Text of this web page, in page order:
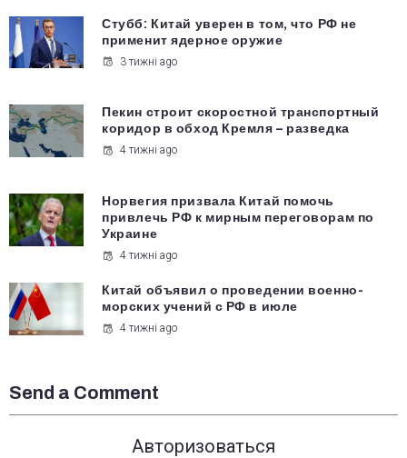
Стубб: Китай уверен в том, что РФ не
применит ядерное оружие
3 тижні ago
Пекин строит скоростной транспортный
коридор в обход Кремля – разведка
4 тижні ago
Норвегия призвала Китай помочь
привлечь РФ к мирным переговорам по
Украине
4 тижні ago
Китай объявил о проведении военно-
морских учений с РФ в июле
4 тижні ago
Send a Comment
Авторизоваться